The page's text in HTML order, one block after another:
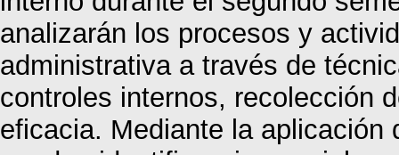
analizarán los procesos y
administrativa a través de
controles internos, recolección
eficacia. Mediante la